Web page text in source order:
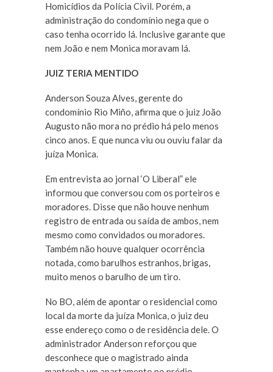
Homicídios da Polícia Civil. Porém, a
administração do condomínio nega que o
caso tenha ocorrido lá. Inclusive garante que
nem João e nem Monica moravam lá.
JUIZ TERIA MENTIDO
Anderson Souza Alves, gerente do
condomínio Rio Miño, afirma que o juiz João
Augusto não mora no prédio há pelo menos
cinco anos. E que nunca viu ou ouviu falar da
juíza Monica.
Em entrevista ao jornal ‘O Liberal” ele
informou que conversou com os porteiros e
moradores. Disse que não houve nenhum
registro de entrada ou saída de ambos, nem
mesmo como convidados ou moradores.
Também não houve qualquer ocorrência
notada, como barulhos estranhos, brigas,
muito menos o barulho de um tiro.
No BO, além de apontar o residencial como
local da morte da juíza Monica, o juiz deu
esse endereço como o de residência dele. O
administrador Anderson reforçou que
desconhece que o magistrado ainda